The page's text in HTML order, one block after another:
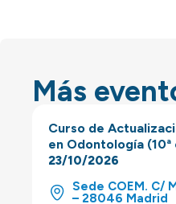
Más
Curso de
en Odontología
23/10/2026
Sede COEM. C/
– 28046 Madrid